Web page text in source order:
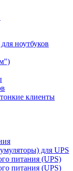
ноутбуков
клиенты
для UPS
питания (UPS)
питания (UPS)